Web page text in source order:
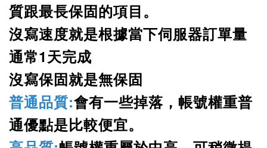
質跟最長保固的項目。
沒寫速度就是根據當下伺服器訂單量
通常1天完成
沒寫保固就是無保固
普通品質:會有一些掉落，帳號權重普
通優點是比較便宜。